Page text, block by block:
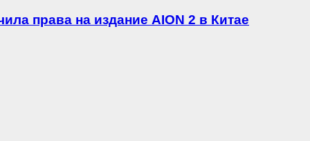
права на издание AION 2 в Китае